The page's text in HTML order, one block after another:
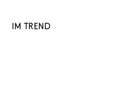
Im Trend